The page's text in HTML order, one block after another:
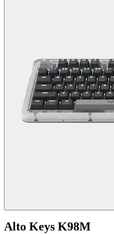
Alto Keys K98M